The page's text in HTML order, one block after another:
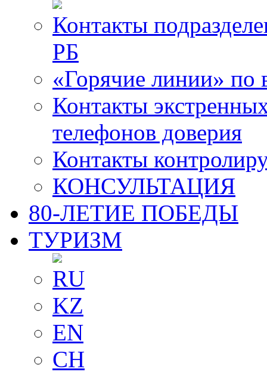
Контакты
РБ
«Горячие линии» по
Контакты
телефонов доверия
Контакты
КОНСУЛЬТАЦИЯ
80-ЛЕТИЕ ПОБЕДЫ
ТУРИЗМ
RU
KZ
EN
CH